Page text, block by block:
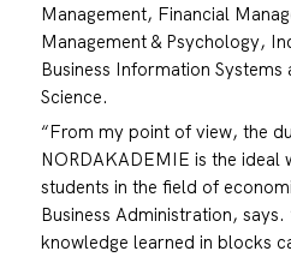
Management, Financial
Management & Psychology,
Business Information Systems
Science.
“From my point of view, the
NORDAKADEMIE is the ideal
students in the field of
Business Administration,
knowledge learned in blocks